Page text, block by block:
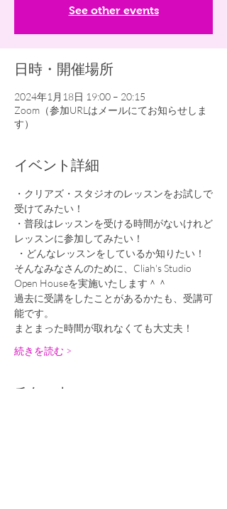
See other events
日時・開催場所
2024年1月18日 19:00 – 20:15
Zoom（参加URLはメールにてお知らせしま
す）
イベント詳細
・クリアズ・スタジオのレッスンをお試しで
受けてみたい！
・普段はレッスンを受ける時間がないけれど
レッスンに参加してみたい！
・どんなレッスンをしているか知りたい！
そんなみなさんのために、Cliah's Studio
Open Houseを実施いたします＾＾
過去に受講をしたことがあるかたも、受講可
能です。
まとまった時間が取れなくても大丈夫！
続きを読む >
チケット